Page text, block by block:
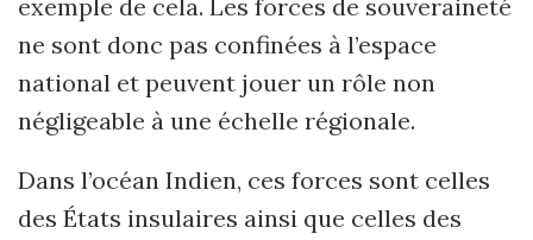
exemple de cela. Les forces de souveraineté
ne sont donc pas confinées à l’espace
national et peuvent jouer un rôle non
négligeable à une échelle régionale.
Dans l’océan Indien, ces forces sont celles
des États insulaires ainsi que celles des